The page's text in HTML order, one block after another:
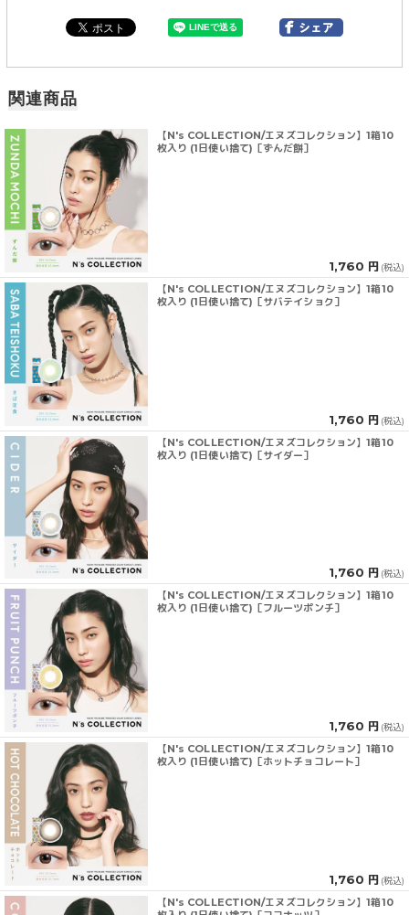
関連商品
【N's COLLECTION/エヌズコレクション】1箱10
枚入り (1日使い捨て)［ずんだ餅］
1,760 円 (税込)
【N's COLLECTION/エヌズコレクション】1箱10
枚入り (1日使い捨て)［サバテイショク］
1,760 円 (税込)
【N's COLLECTION/エヌズコレクション】1箱10
枚入り (1日使い捨て)［サイダー］
1,760 円 (税込)
【N's COLLECTION/エヌズコレクション】1箱10
枚入り (1日使い捨て)［フルーツポンチ］
1,760 円 (税込)
【N's COLLECTION/エヌズコレクション】1箱10
枚入り (1日使い捨て)［ホットチョコレート］
1,760 円 (税込)
【N's COLLECTION/エヌズコレクション】1箱10